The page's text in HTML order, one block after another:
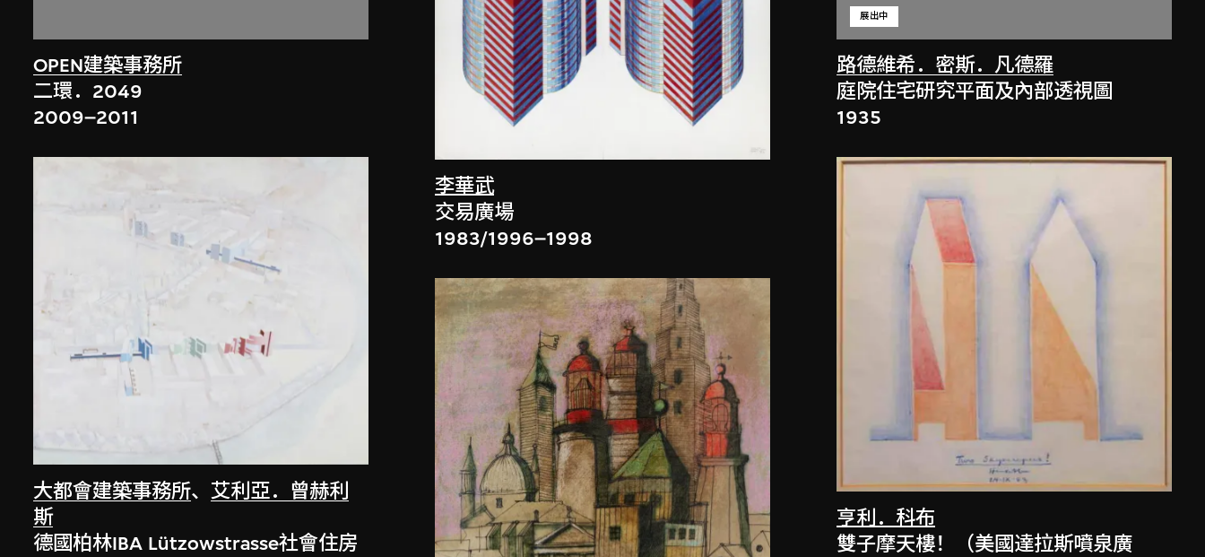
OPEN建築事務所
二環．2049
2009–2011
大都會建築事務所、艾利亞．曾赫利
斯
德國柏林IBA Lützowstrasse社會住房
李華武
交易廣場
1983/1996–1998
路德維希．密斯．凡德羅
展出中
庭院住宅研究平面及內部透視圖
1935
亨利．科布
雙子摩天樓！（美國達拉斯噴泉廣